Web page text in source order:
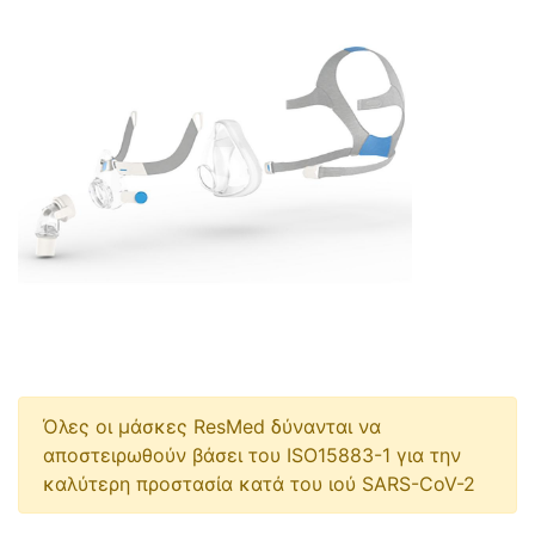
Όλες οι μάσκες ResMed δύνανται να
αποστειρωθούν βάσει του ISO15883-1 για την
καλύτερη προστασία κατά του ιού SARS-CoV-2